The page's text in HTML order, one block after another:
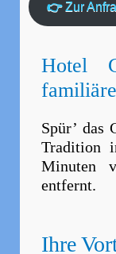
👉Zur
Hotel
Spür’ das
Tradition
Minuten
entfernt.
Ihre